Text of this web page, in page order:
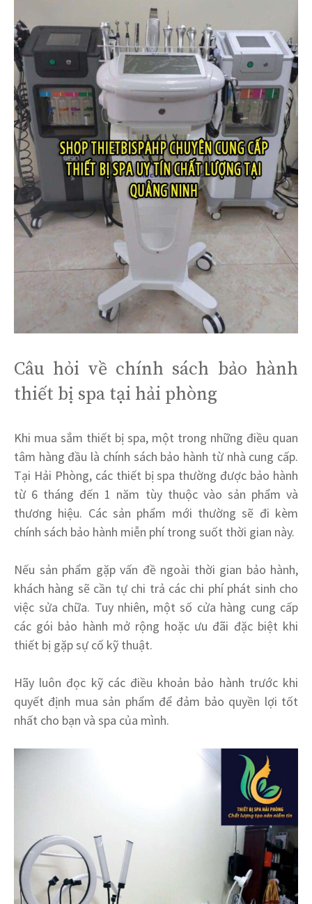
Câu hỏi về chính sách bảo hành
thiết bị spa tại hải phòng
Khi mua sắm thiết bị spa, một trong những điều quan
tâm hàng đầu là chính sách bảo hành từ nhà cung cấp.
Tại Hải Phòng, các thiết bị spa thường được bảo hành
từ 6 tháng đến 1 năm tùy thuộc vào sản phẩm và
thương hiệu. Các sản phẩm mới thường sẽ đi kèm
chính sách bảo hành miễn phí trong suốt thời gian này.
Nếu sản phẩm gặp vấn đề ngoài thời gian bảo hành,
khách hàng sẽ cần tự chi trả các chi phí phát sinh cho
việc sửa chữa. Tuy nhiên, một số cửa hàng cung cấp
các gói bảo hành mở rộng hoặc ưu đãi đặc biệt khi
thiết bị gặp sự cố kỹ thuật.
Hãy luôn đọc kỹ các điều khoản bảo hành trước khi
quyết định mua sản phẩm để đảm bảo quyền lợi tốt
nhất cho bạn và spa của mình.